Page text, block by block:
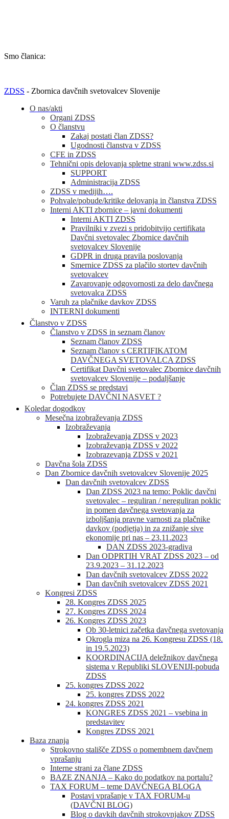
Smo članica:
ZDSS - Zbornica davčnih svetovalcev Slovenije
O nas/akti
Organi ZDSS
O članstvu
Zakaj postati član ZDSS?
Ugodnosti članstva v ZDSS
CFE in ZDSS
Tehnični opis delovanja spletne strani www.zdss.si
SUPPORT
Administracija ZDSS
ZDSS v medijih….
Pohvale/pobude/kritike delovanja in članstva ZDSS
Interni AKTI zbornice – javni dokumenti
Interni AKTI ZDSS
Pravilniki v zvezi s pridobitvijo certifikata
Davčni svetovalec Zbornice davčnih
svetovalcev Slovenije
GDPR in druga pravila poslovanja
Smernice ZDSS za plačilo stortev davčnih
svetovalcev
Zavarovanje odgovornosti za delo davčnega
svetovalca ZDSS
Varuh za plačnike davkov ZDSS
INTERNI dokumenti
Članstvo v ZDSS
Članstvo v ZDSS in seznam članov
Seznam članov ZDSS
Seznam članov s CERTIFIKATOM
DAVČNEGA SVETOVALCA ZDSS
Certifikat Davčni svetovalec Zbornice davčnih
svetovalcev Slovenije – podaljšanje
Član ZDSS se predstavi
Potrebujete DAVČNI NASVET ?
Koledar dogodkov
Mesečna izobraževanja ZDSS
Izobraževanja
Izobraževanja ZDSS v 2023
Izobraževanja ZDSS v 2022
Izobrazevanja ZDSS v 2021
Davčna šola ZDSS
Dan Zbornice davčnih svetovalcev Slovenije 2025
Dan davčnih svetovalcev ZDSS
Dan ZDSS 2023 na temo: Poklic davčni
svetovalec – reguliran / nereguliran poklic
in pomen davčnega svetovanja za
izboljšanja pravne varnosti za plačnike
davkov (podjetja) in za znižanje sive
ekonomije pri nas – 23.11.2023
DAN ZDSS 2023-gradiva
Dan ODPRTIH VRAT ZDSS 2023 – od
23.9.2023 – 31.12.2023
Dan davčnih svetovalcev ZDSS 2022
Dan davčnih svetovalcev ZDSS 2021
Kongresi ZDSS
28. Kongres ZDSS 2025
27. Kongres ZDSS 2024
26. Kongres ZDSS 2023
Ob 30-letnici začetka davčnega svetovanja
Okrogla miza na 26. Kongresu ZDSS (18.
in 19.5.2023)
KOORDINACIJA deležnikov davčnega
sistema v Republiki SLOVENIJI-pobuda
ZDSS
25. kongres ZDSS 2022
25. kongres ZDSS 2022
24. kongres ZDSS 2021
KONGRES ZDSS 2021 – vsebina in
predstavitev
Kongres ZDSS 2021
Baza znanja
Strokovno stališče ZDSS o pomembnem davčnem
vprašanju
Interne strani za člane ZDSS
BAZE ZNANJA – Kako do podatkov na portalu?
TAX FORUM – teme DAVČNEGA BLOGA
Postavi vprašanje v TAX FORUM-u
(DAVČNI BLOG)
Blog o davkih davčnih strokovnjakov ZDSS